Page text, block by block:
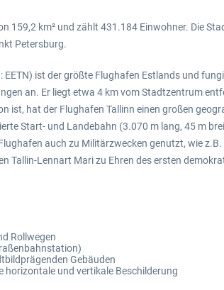
km² und zählt 431.184 Einwohner. Die
Petersburg.
EETN) ist der größte Flughafen Estlands und
an. Er liegt etwa 4 km vom Stadtzentrum
ist, hat der Flughafen Tallinn einen großen
Start- und Landebahn (3.070 m lang, 45 m
auch zu Militärzwecken genutzt, wie
Tallin-Lennart Mari zu Ehren des ersten
Rollwegen
Gebäuden
horizontale und vertikale Beschilderung